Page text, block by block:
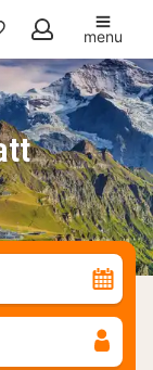
menu